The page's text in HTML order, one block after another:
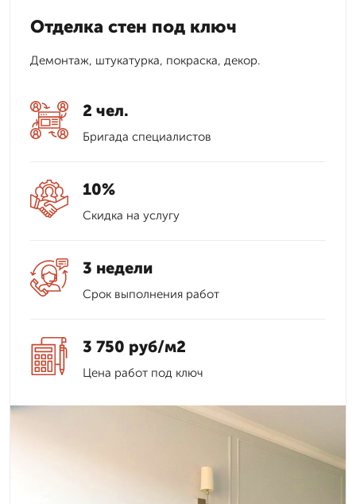
Отделка стен под ключ
Демонтаж, штукатурка, покраска, декор.
2 чел.
Бригада специалистов
10%
Скидка на услугу
3 недели
Срок выполнения работ
3 750 руб/м2
Цена работ под ключ